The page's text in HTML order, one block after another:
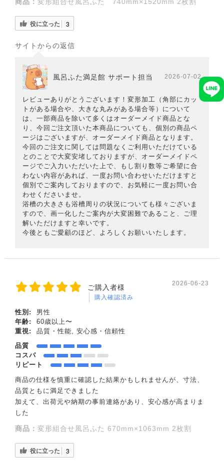
役に立った 3
サイトからの返信
風呂ふた満足館 サポート担当 2026-07-02
レビューありがとうございます！変形加工（角部にカッ
トがある場合や、大きな丸みがある場合等）について
は、一部商品を除いて多くはオーダーメイド商品とな
り、今回ご注文頂いた本商品についても、個別の商品ペ
ージはございますが、オーダーメイド商品となります。
今回のご注文に関しては問題なくご利用いただけている
とのことで大変安堵しておりますが、オーダーメイドペ
ージでご入力いただいた上で、もし割り数等ご希望に合
わない内容があれば、一度お問い合わせいただけますと
個別でご案内しておりますので、お気軽に一度お問い合
わせくださいませ。
浴槽の大きさも浴槽周りの状況についても様々ございま
すので、画一化したご案内が大変困難であること、ご理
解いただけますと幸いです。
今後ともご愛顧のほど、よろしくお願いいたします。
ご購入者様
購入確認済み
2026-06-23
性別:
男性
年齢:
60歳以上〜
重視:
品質・性能, 安心感・信頼性
品質
コスパ
リピート
商品の仕様を慎重に確認した結果かもしれませんが、寸法、
品質ともに満足できました
加えて、出荷元や納期の事前連絡があり、安心感が高まりま
した
商品： 変形組合せ風呂ふた 670mm×1063mm 2枚割
役に立った 3